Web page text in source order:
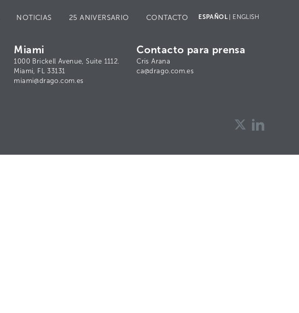
NOTICIAS 25 ANIVERSARIO CONTACTO ESPAÑOL| ENGLISH
Miami
1000 Brickell Avenue, Suite 1112.
Miami, FL 33131
miami@drago.com.es
Contacto para prensa
Cris Arana
ca@drago.com.es